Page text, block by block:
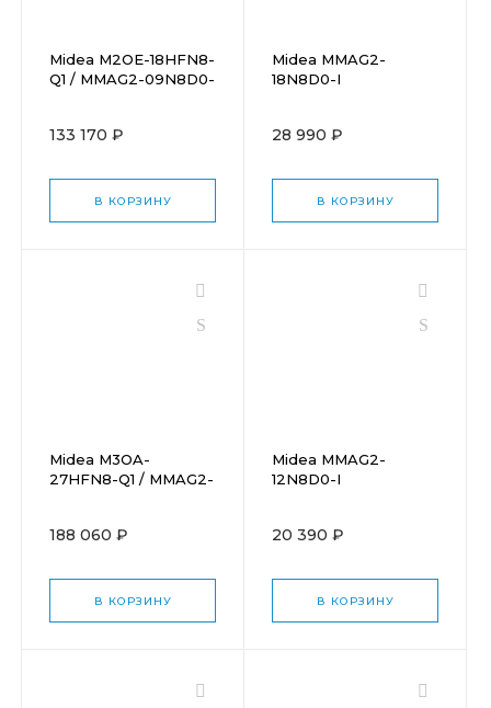
Midea M2OE-18HFN8-
Q1 / MMAG2-09N8D0-
133 170 ₽
В КОРЗИНУ
Midea MMAG2-
18N8D0-I
28 990 ₽
В КОРЗИНУ
Midea M3OA-
27HFN8-Q1 / MMAG2-
188 060 ₽
В КОРЗИНУ
Midea MMAG2-
12N8D0-I
20 390 ₽
В КОРЗИНУ